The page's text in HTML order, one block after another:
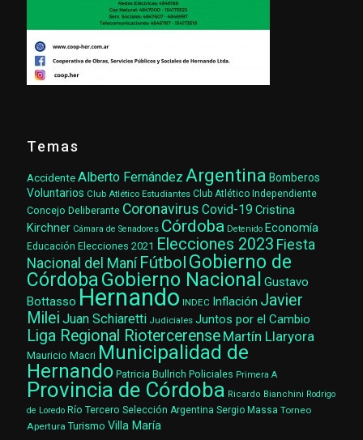
Temas
AccidenteAlberto Fernández Argentina Bomberos
Voluntarios Club Atlético Estudiantes Club Atlético Independiente
Concejo Deliberante Coronavirus Covid-19 Cristina
Kirchner Cámara de Senadores Córdoba Detenido Economía
Educación Elecciones 2021 Elecciones 2023 Fiesta
Nacional del Maní Fútbol Gobierno de
CórdobaGobierno Nacional Gustavo
Bottasso Hernando INDEC Inflación Javier
Milei Juan Schiaretti Judiciales Juntos por el Cambio
Liga Regional Riotercerense Martín Llaryora
Mauricio Macri Municipalidad de
Hernando Patricia Bullrich Policiales Primera A
Provincia de Córdoba Ricardo Bianchini Rodrigo
de Loredo Río Tercero Selección Argentina Sergio Massa Torneo
Apertura Turismo Villa María